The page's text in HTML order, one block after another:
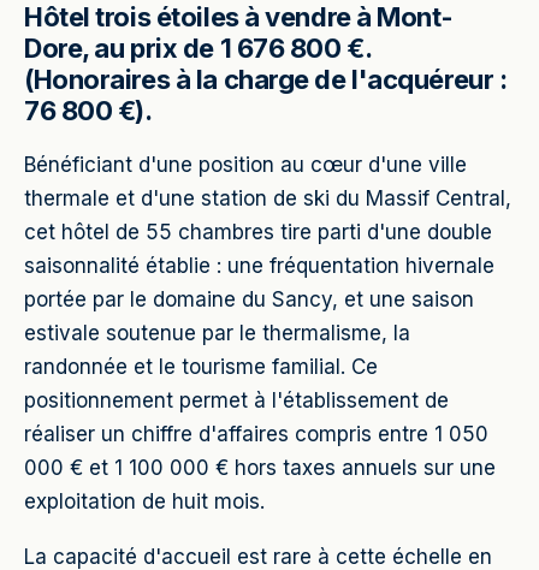
Hôtel trois étoiles à vendre à Mont-
Dore, au prix de 1 676 800 €.
(Honoraires à la charge de l'acquéreur :
76 800 €).
Bénéficiant d'une position au cœur d'une ville
thermale et d'une station de ski du Massif Central,
cet hôtel de 55 chambres tire parti d'une double
saisonnalité établie : une fréquentation hivernale
portée par le domaine du Sancy, et une saison
estivale soutenue par le thermalisme, la
randonnée et le tourisme familial. Ce
positionnement permet à l'établissement de
réaliser un chiffre d'affaires compris entre 1 050
000 € et 1 100 000 € hors taxes annuels sur une
exploitation de huit mois.
La capacité d'accueil est rare à cette échelle en